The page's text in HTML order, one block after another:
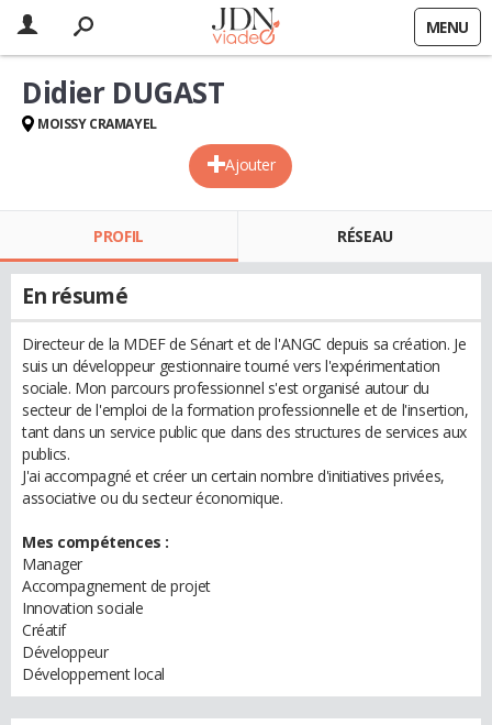
MENU
Ajouter
Didier DUGAST
MOISSY CRAMAYEL
PROFIL RÉSEAU
En résumé
Directeur de la MDEF de Sénart et de l'ANGC depuis sa création. Je
suis un développeur gestionnaire tourné vers l'expérimentation
sociale. Mon parcours professionnel s'est organisé autour du
secteur de l'emploi de la formation professionnelle et de l'insertion,
tant dans un service public que dans des structures de services aux
publics.
J'ai accompagné et créer un certain nombre d'initiatives privées,
associative ou du secteur économique.
Mes compétences :
Manager
Accompagnement de projet
Innovation sociale
Créatif
Développeur
Développement local